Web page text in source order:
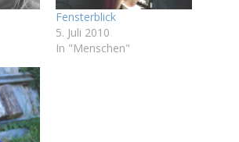
Fensterblick
5. Juli 2010
In "Menschen"